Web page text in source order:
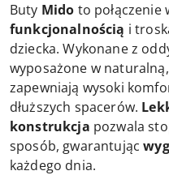
Buty Mido to połączenie
funkcjonalnością i
dziecka. Wykonane z
wyposażone w naturalną,
zapewniają wysoki
dłuższych spacerów.
konstrukcja pozwala
sposób, gwarantując
każdego dnia.